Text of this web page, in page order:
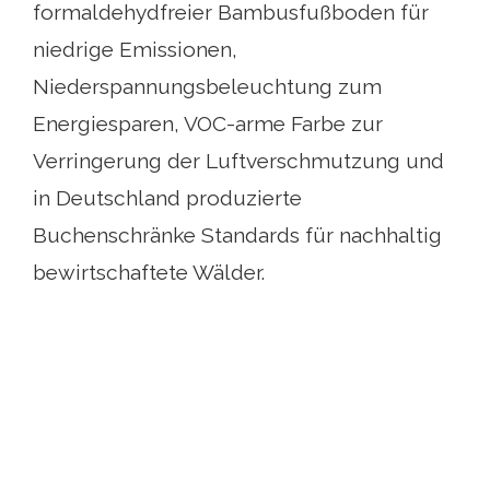
formaldehydfreier Bambusfußboden für
niedrige Emissionen,
Niederspannungsbeleuchtung zum
Energiesparen, VOC-arme Farbe zur
Verringerung der Luftverschmutzung und
in Deutschland produzierte
Buchenschränke Standards für nachhaltig
bewirtschaftete Wälder.